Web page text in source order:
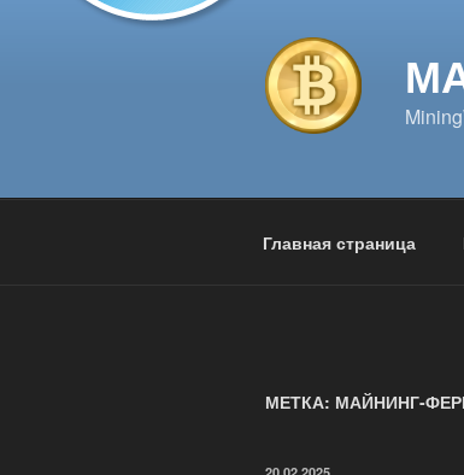
Главная страница
МЕТКА: МАЙНИНГ-
ОПУБЛИКОВАНО
20.02.2025